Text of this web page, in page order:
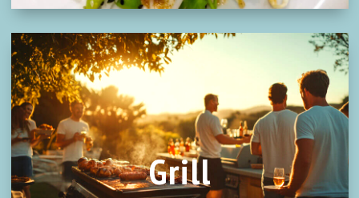
Grill